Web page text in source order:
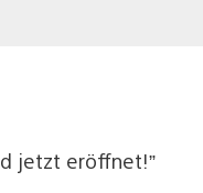
jetzt eröffnet!”